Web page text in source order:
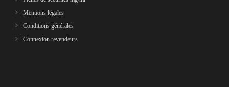
Mentions légales
Conditions générales
Connexion revendeurs